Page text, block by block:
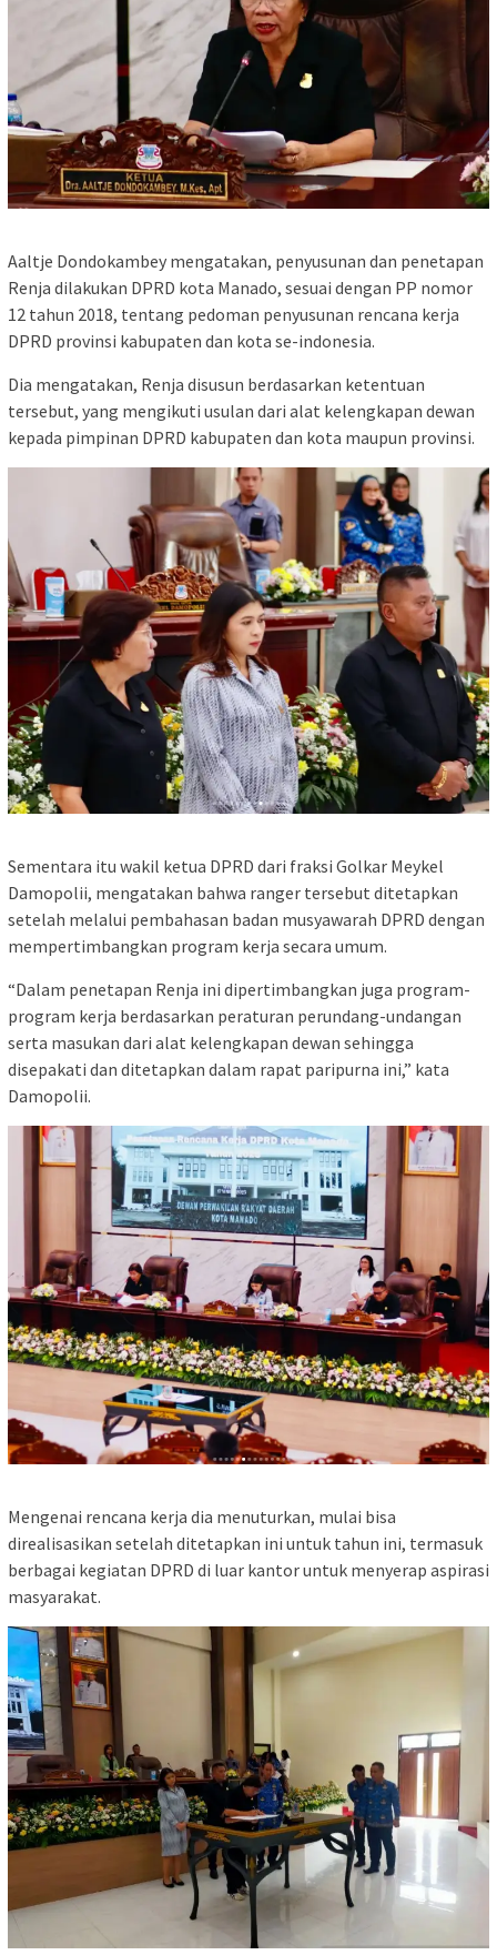
Aaltje Dondokambey mengatakan, penyusunan dan penetapan
Renja dilakukan DPRD kota Manado, sesuai dengan PP nomor
12 tahun 2018, tentang pedoman penyusunan rencana kerja
DPRD provinsi kabupaten dan kota se-indonesia.
Dia mengatakan, Renja disusun berdasarkan ketentuan
tersebut, yang mengikuti usulan dari alat kelengkapan dewan
kepada pimpinan DPRD kabupaten dan kota maupun provinsi.
Sementara itu wakil ketua DPRD dari fraksi Golkar Meykel
Damopolii, mengatakan bahwa ranger tersebut ditetapkan
setelah melalui pembahasan badan musyawarah DPRD dengan
mempertimbangkan program kerja secara umum.
“Dalam penetapan Renja ini dipertimbangkan juga program-
program kerja berdasarkan peraturan perundang-undangan
serta masukan dari alat kelengkapan dewan sehingga
disepakati dan ditetapkan dalam rapat paripurna ini,” kata
Damopolii.
Mengenai rencana kerja dia menuturkan, mulai bisa
direalisasikan setelah ditetapkan ini untuk tahun ini, termasuk
berbagai kegiatan DPRD di luar kantor untuk menyerap aspirasi
masyarakat.